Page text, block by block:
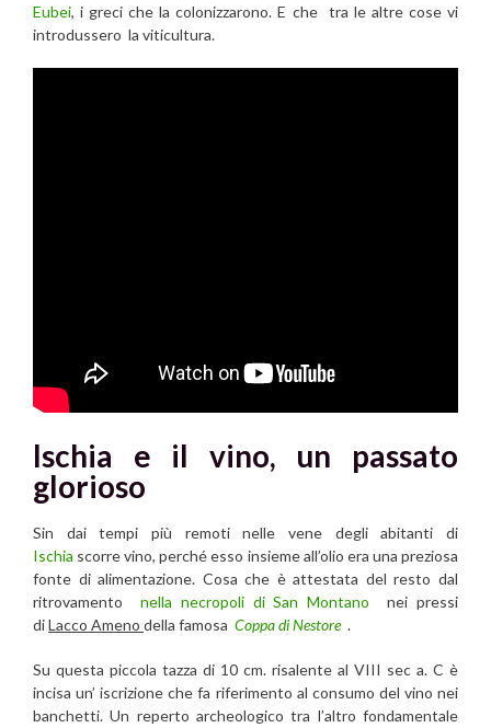
Eubei, i greci che la colonizzarono. E che tra le altre cose vi
introdussero la viticultura.
Ischia e il vino, un passato
glorioso
Sin dai tempi più remoti nelle vene degli abitanti di
Ischia scorre vino, perché esso insieme all’olio era una preziosa
fonte di alimentazione. Cosa che è attestata del resto dal
ritrovamento
nella necropoli di San Montano nei pressi
diLacco Ameno della famosa Coppa di Nestore .
Su questa piccola tazza di 10 cm. risalente al VIII sec a. C è
incisa un’ iscrizione che fa riferimento al consumo del vino nei
banchetti. Un reperto archeologico tra l’altro fondamentale